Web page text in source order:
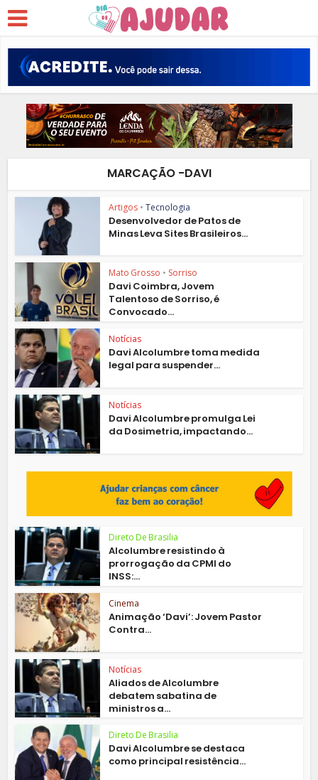
MARCAÇÃO -DAVI
Artigos • Tecnologia
Desenvolvedor de Patos de
Minas Leva Sites Brasileiros...
Mato Grosso • Sorriso
Davi Coimbra, Jovem
Talentoso de Sorriso, é
Convocado...
Notícias
Davi Alcolumbre toma medida
legal para suspender...
Notícias
Davi Alcolumbre promulga Lei
da Dosimetria, impactando...
Direto De Brasilia
Alcolumbre resistindo à
prorrogação da CPMI do
INSS:...
Cinema
Animação ‘Davi’: Jovem Pastor
Contra...
Notícias
Aliados de Alcolumbre
debatem sabatina de
ministros a...
Direto De Brasilia
Davi Alcolumbre se destaca
como principal resistência...